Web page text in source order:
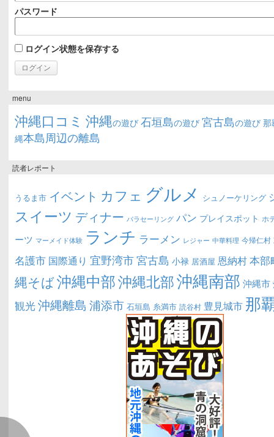
パスワード
ログイン状態を保存する
menu
沖縄口コミ 沖縄の遊び 石垣島の遊び 宮古島の遊び 那
縄本島周辺の離島
読者レポート
うるま市 イベント カフェ グルメ シュノーケリング
スイーツ ディナー パラセーリング パン プレイスポット ホ
ーツ マーメイド体験 ランチ ラーメン レジャー 中華料理 今帰仁村
名護市 国際通り 宜野湾市宮古島 小禄 居酒屋 恩納村本部
縄そば沖縄中部沖縄北部沖縄南部 沖縄市
観光沖縄離島 浦添市 石垣島 糸満市 読谷村 豊見城市 那